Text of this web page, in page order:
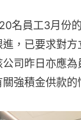
名員工3月份
，已要求對
司昨日亦應
強積金供款